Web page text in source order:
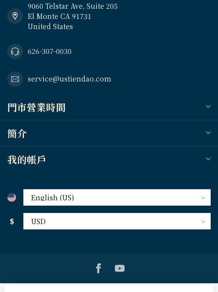
9060 Telstar Ave, Suite 205
El Monte CA 91731
United States
626-307-0030
service@ustiendao.com
門市營業時間
簡介
我的帳戶
$